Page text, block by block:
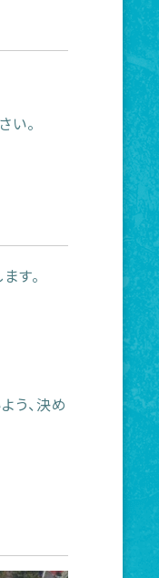
。
す。
う、決め